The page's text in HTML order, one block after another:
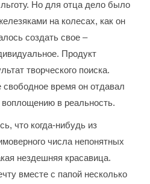
Но для отца дело было
на колесах, как он
создать свое –
Продукт
творческого поиска.
время он отдавал
в реальность.
что когда-нибудь из
числа непонятных
нездешняя красавица.
вместе с папой несколько